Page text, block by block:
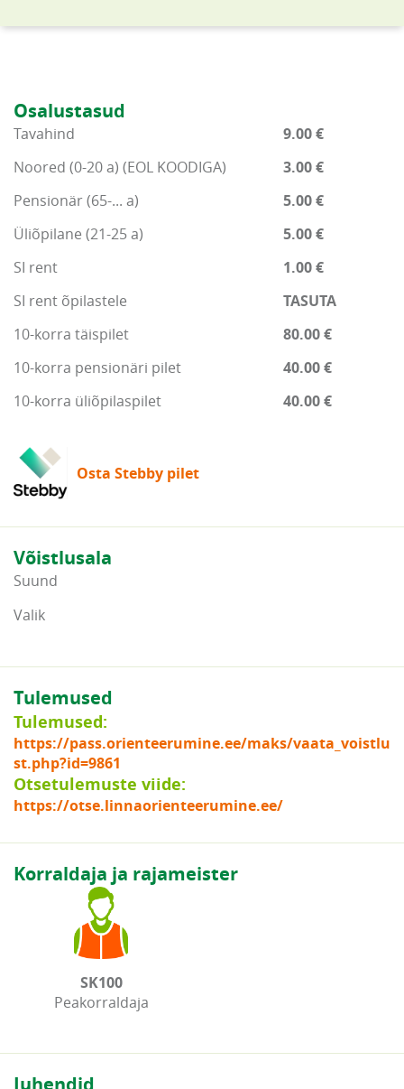
Osalustasud
Tavahind
9.00 €
Noored (0-20 a) (EOL KOODIGA)
3.00 €
Pensionär (65-... a)
5.00 €
Üliõpilane (21-25 a)
5.00 €
SI rent
1.00 €
SI rent õpilastele
TASUTA
10-korra täispilet
80.00 €
10-korra pensionäri pilet
40.00 €
10-korra üliõpilaspilet
40.00 €
Osta Stebby pilet
Võistlusala
Suund
Valik
Tulemused
Tulemused:
https://pass.orienteerumine.ee/maks/vaata_voistlu
st.php?id=9861
Otsetulemuste viide:
https://otse.linnaorienteerumine.ee/
Korraldaja ja rajameister
SK100
Peakorraldaja
Juhendid